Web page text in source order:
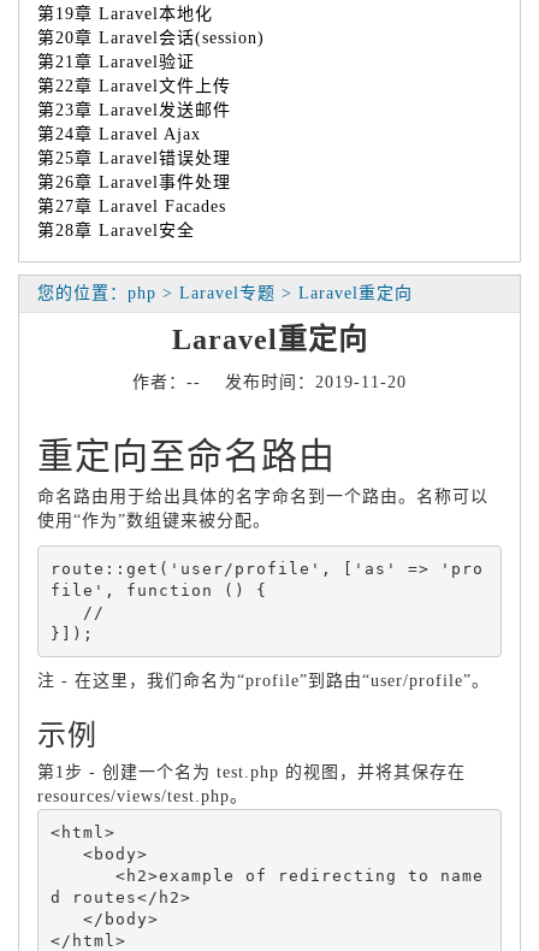
第19章 Laravel本地化
第20章 Laravel会话(session)
第21章 Laravel验证
第22章 Laravel文件上传
第23章 Laravel发送邮件
第24章 Laravel Ajax
第25章 Laravel错误处理
第26章 Laravel事件处理
第27章 Laravel Facades
第28章 Laravel安全
您的位置：php > Laravel专题 > Laravel重定向
Laravel重定向
作者：-- 发布时间：2019-11-20
重定向至命名路由
命名路由用于给出具体的名字命名到一个路由。名称可以
使用“作为”数组键来被分配。
route::get('user/profile', ['as' => 'pro
file', function () {
注 - 在这里，我们命名为“profile”到路由“user/profile”。
示例
第1步 - 创建一个名为 test.php 的视图，并将其保存在
resources/views/test.php。
<html>
d routes</h2>
</html>